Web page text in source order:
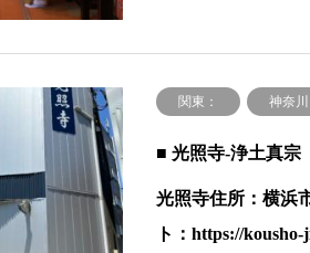
関東： 神奈川
■ 光照寺-浄土真宗
光照寺住所：横浜
ト：https://